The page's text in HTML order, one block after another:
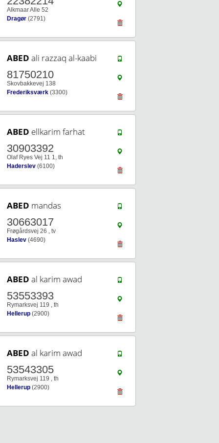
Alkmaar Alle 52
Dragør (2791)
ABED ali razzaq al-kaabi
81750210
Skovbakkevej 138
Frederiksværk (3300)
ABED ellkarim farhat
30903392
Olaf Ryes Vej 11 1, th
Haderslev (6100)
ABED mandas
30663017
Frøgårdsvej 26 , tv
Haslev (4690)
ABED al karim awad
53553393
Rymarksvej 119 , th
Hellerup (2900)
ABED al karim awad
53543305
Rymarksvej 119 , th
Hellerup (2900)